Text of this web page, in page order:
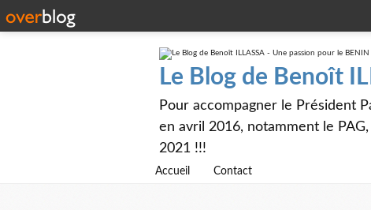
Le Blog de Benoît
Pour accompagner le Président
en avril 2016, notamment le
2021 !!!
Accueil Contact